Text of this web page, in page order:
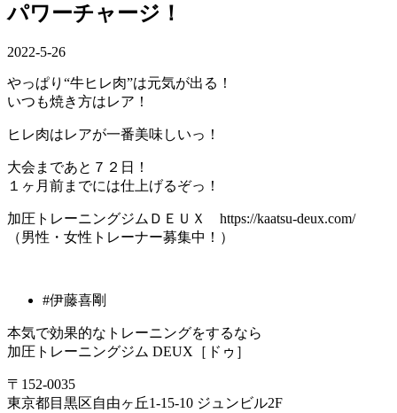
パワーチャージ！
2022-5-26
やっぱり“牛ヒレ肉”は元気が出る！
いつも焼き方はレア！
ヒレ肉はレアが一番美味しいっ！
大会まであと７２日！
１ヶ月前までには仕上げるぞっ！
加圧トレーニングジムＤＥＵＸ https://kaatsu-deux.com/
（男性・女性トレーナー募集中！）
#伊藤喜剛
本気で効果的なトレーニングをするなら
加圧トレーニングジム DEUX［ドゥ］
〒152-0035
東京都目黒区自由ヶ丘1-15-10 ジュンビル2F